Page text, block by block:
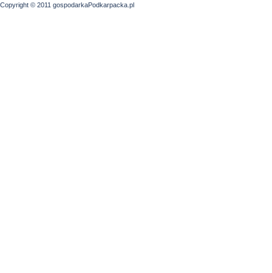
Copyright © 2011 gospodarkaPodkarpacka.pl